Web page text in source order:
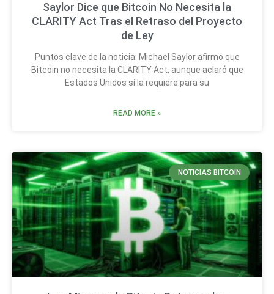
Saylor Dice que Bitcoin No Necesita la
CLARITY Act Tras el Retraso del Proyecto
de Ley
Puntos clave de la noticia: Michael Saylor afirmó que
Bitcoin no necesita la CLARITY Act, aunque aclaró que
Estados Unidos sí la requiere para su
READ MORE »
NOTICIAS BITCOIN